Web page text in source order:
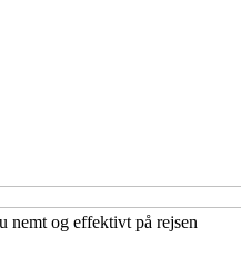
nemt og effektivt på rejsen